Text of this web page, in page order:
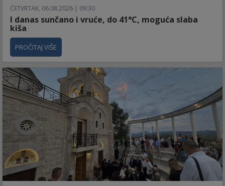
ČETVRTAK, 06.08.2026 | 09:30
I danas sunčano i vruće, do 41°C, moguća slaba
kiša
PROČITAJ VIŠE